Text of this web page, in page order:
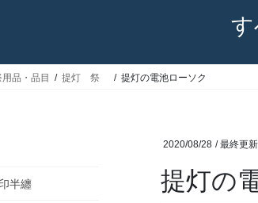
用品・品目 提灯 祭 提灯の電池ローソク
2020/08/28 / 最終更
提灯の
半纏